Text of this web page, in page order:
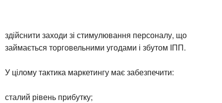
здійснити заходи зі стимулювання персоналу, що
займається торговельними угодами і збутом ІПП.
У цілому тактика маркетингу має забезпечити:
сталий рівень прибутку;